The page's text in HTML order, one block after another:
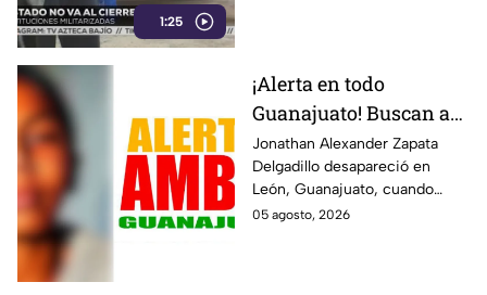
1:25
¡Alerta en todo
Guanajuato! Buscan a
Jonathan Alexander,
DESAPARECIÓ a los 13
años y lleva más de 3
años sin ser localizado
Jonathan Alexander Zapata
Delgadillo desapareció en
León, Guanajuato, cuando
tenía 13 años y lleva más de 3
05 agosto, 2026